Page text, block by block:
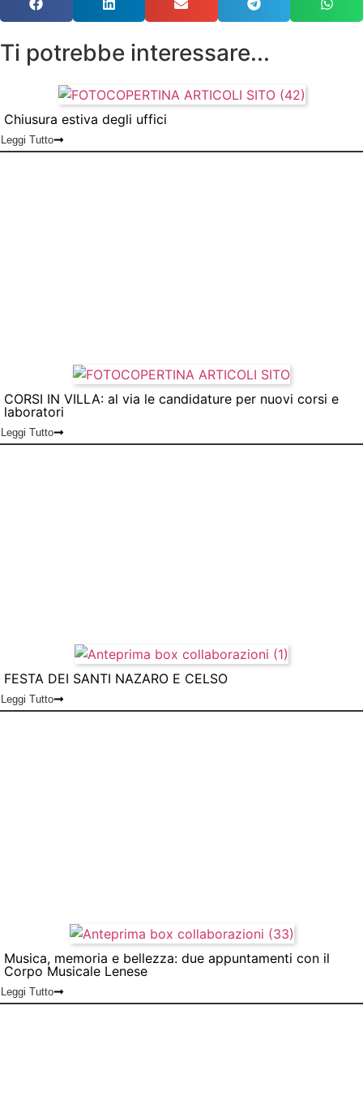
Ti potrebbe interessare...
Chiusura estiva degli uffici
Leggi Tutto
CORSI IN VILLA: al via le candidature per nuovi corsi e
laboratori
Leggi Tutto
FESTA DEI SANTI NAZARO E CELSO
Leggi Tutto
Musica, memoria e bellezza: due appuntamenti con il
Corpo Musicale Lenese
Leggi Tutto